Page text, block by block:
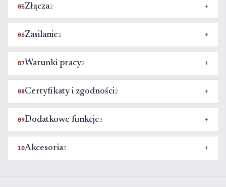
05Złącza2
06Zasilanie2
07Warunki pracy2
08Certyfikaty i zgodności2
09Dodatkowe funkcje3
10Akcesoria3